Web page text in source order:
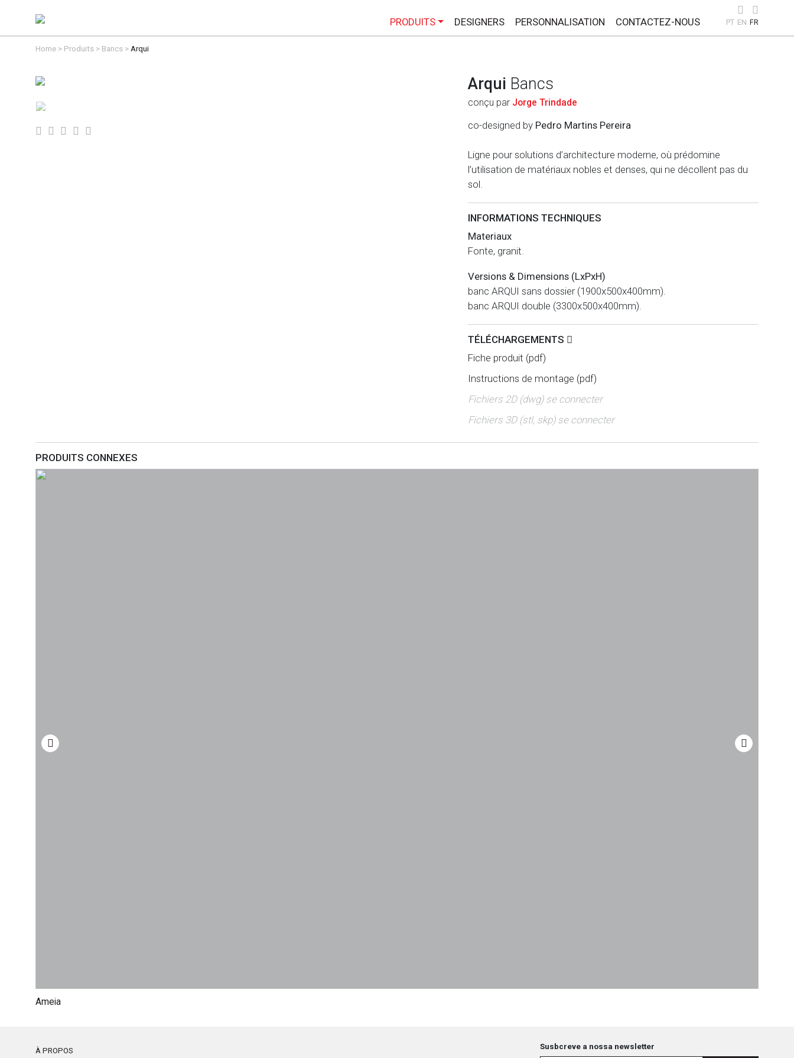
PRODUITS DESIGNERS PERSONNALISATION CONTACTEZ-NOUS PT EN FR
Home > Produits > Bancs > Arqui
Arqui Bancs
conçu par Jorge Trindade
co-designed by Pedro Martins Pereira
Ligne pour solutions d’architecture moderne, où prédomine
l’utilisation de matériaux nobles et denses, qui ne décollent pas du
sol.
INFORMATIONS TECHNIQUES
Materiaux
Fonte, granit.
Versions & Dimensions (LxPxH)
banc ARQUI sans dossier (1900x500x400mm).
banc ARQUI double (3300x500x400mm).
TÉLÉCHARGEMENTS
Fiche produit (pdf)
Instructions de montage (pdf)
Fichiers 2D (dwg) se connecter
Fichiers 3D (stl, skp) se connecter
PRODUITS CONNEXES
Ameia
À PROPOS Susbcreve a nossa newsletter